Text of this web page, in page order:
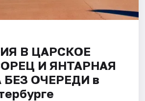
В ЦАРСКОЕ
И ЯНТАРНАЯ
ОЧЕРЕДИ в